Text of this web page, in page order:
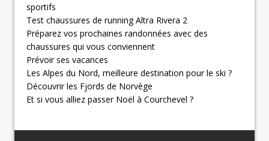
sportifs
Test chaussures de running Altra Rivera 2
Préparez vos prochaines randonnées avec des
chaussures qui vous conviennent
Prévoir ses vacances
Les Alpes du Nord, meilleure destination pour le ski ?
Découvrir les Fjords de Norvège
Et si vous alliez passer Noël à Courchevel ?